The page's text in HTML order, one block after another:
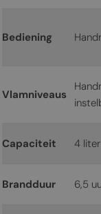
Bediening
Vlamniveaus
Capaciteit 4 liter
Brandduur 6,5